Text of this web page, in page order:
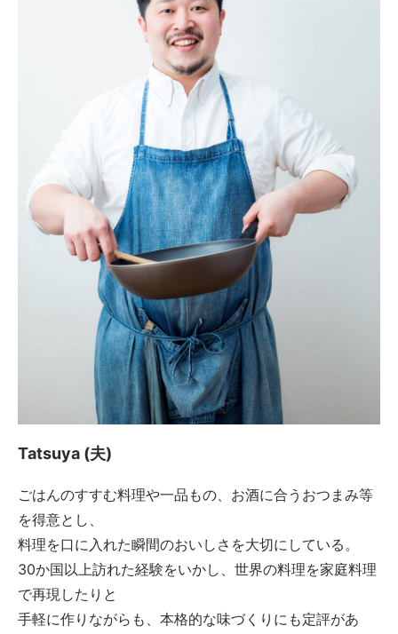
Tatsuya (夫)
ごはんのすすむ料理や一品もの、お酒に合うおつまみ等
を得意とし、
料理を口に入れた瞬間のおいしさを大切にしている。
30か国以上訪れた経験をいかし、世界の料理を家庭料理
で再現したりと
手軽に作りながらも、本格的な味づくりにも定評があ